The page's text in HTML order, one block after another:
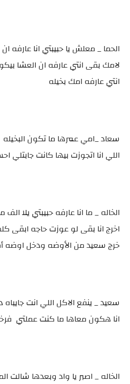
الحما _ معلش يا حبيبتي انا
لامك بقى انتي عارفه ان العشا
انتي عارفه امك بخيله
سعاد _امي عمرها ما تكون البخيله
اللي انا اتجوزت بيها كانت
الخاله _ ما انا عارفه حبيبتي يلا
اخرج انا بقى لو عوزت حاجه ابقى
خرج سعيد من الأوضه ودخل اوضه
سعيد _ ينفع الاكل اللي انت
انا هكون معاها ما كنت عملتي
الخاله _ اصبر يا واد وبعدها شالت